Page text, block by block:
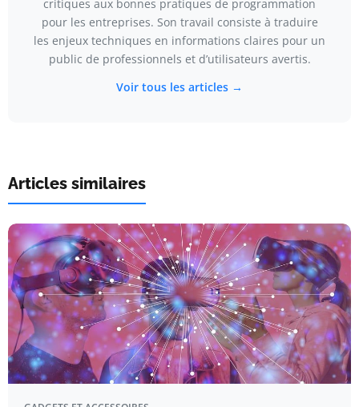
critiques aux bonnes pratiques de programmation
pour les entreprises. Son travail consiste à traduire
les enjeux techniques en informations claires pour un
public de professionnels et d’utilisateurs avertis.
Voir tous les articles →
Articles similaires